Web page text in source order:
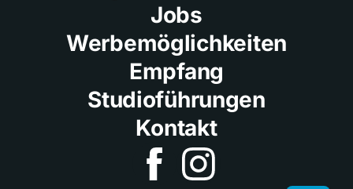
Jobs
Werbemöglichkeiten
Empfang
Studioführungen
Kontakt